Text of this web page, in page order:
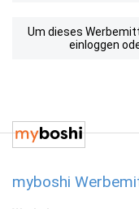
Um dieses
einloggen
myboshi